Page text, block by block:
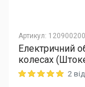
Артикул:
Електричний
колесах
Rating: 5 out of 5
2